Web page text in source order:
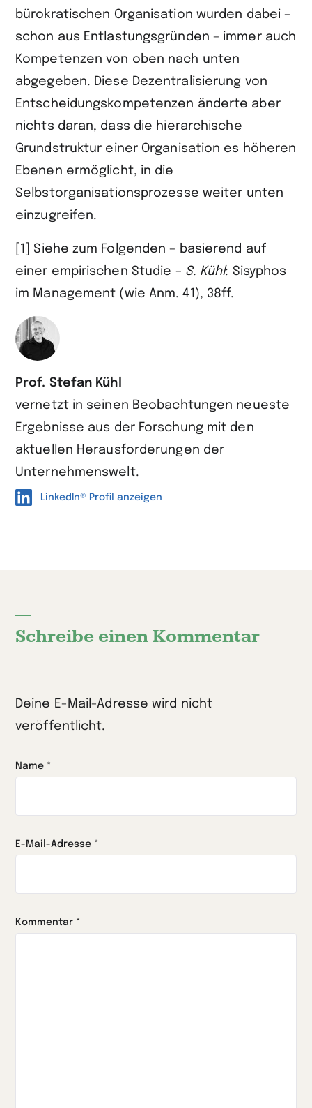
bürokratischen Organisation wurden dabei –
schon aus Entlastungsgründen – immer auch
Kompetenzen von oben nach unten
abgegeben. Diese Dezentralisierung von
Entscheidungskompetenzen änderte aber
nichts daran, dass die hierarchische
Grundstruktur einer Organisation es höheren
Ebenen ermöglicht, in die
Selbstorganisationsprozesse weiter unten
einzugreifen.
[1] Siehe zum Folgenden – basierend auf
einer empirischen Studie – S. Kühl: Sisyphos
im Management (wie Anm. 41), 38ff.
Prof. Stefan Kühl
vernetzt in seinen Beobachtungen neueste
Ergebnisse aus der Forschung mit den
aktuellen Herausforderungen der
Unternehmenswelt.
LinkedIn® Profil anzeigen
Schreibe einen Kommentar
Deine E-Mail-Adresse wird nicht
veröffentlicht.
Name *
E-Mail-Adresse *
Kommentar *